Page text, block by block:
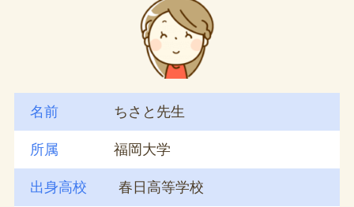
名前 ちさと先生
所属 福岡大学
出身高校 春日高等学校